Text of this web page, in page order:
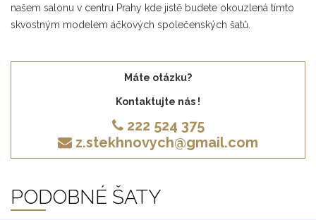
našem salonu v centru Prahy kde jistě budete okouzlená tímto
skvostným modelem áčkových společenských šatů.
Máte otázku?
Kontaktujte nás !
222 524 375
z.stekhnovych@gmail.com
PODOBNÉ ŠATY